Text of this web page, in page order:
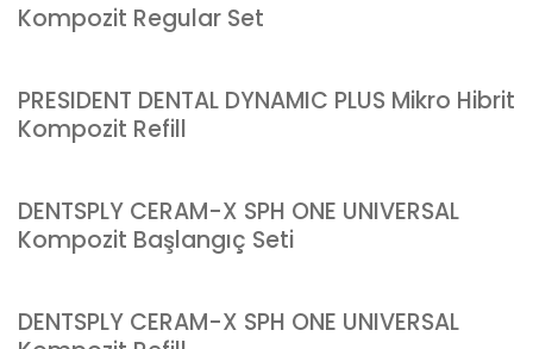
Kompozit Regular Set
PRESIDENT DENTAL DYNAMIC PLUS Mikro Hibrit
Kompozit Refill
DENTSPLY CERAM-X SPH ONE UNIVERSAL
Kompozit Başlangıç Seti
DENTSPLY CERAM-X SPH ONE UNIVERSAL